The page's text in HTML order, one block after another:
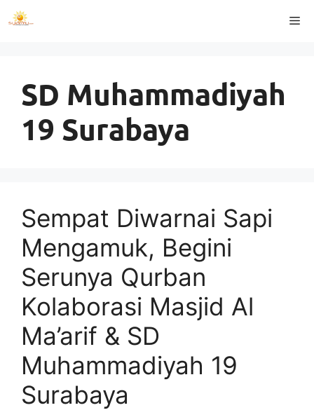
Langsung
ke
SD Muhammadiyah
19 Surabaya
Sempat Diwarnai Sapi
Mengamuk, Begini
Serunya Qurban
Kolaborasi Masjid Al
Ma’arif & SD
Muhammadiyah 19
Surabaya